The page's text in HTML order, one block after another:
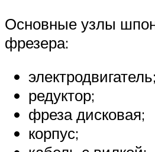
Основные узлы
фрезера:
электродвигатель;
редуктор;
фреза дисковая;
корпус;